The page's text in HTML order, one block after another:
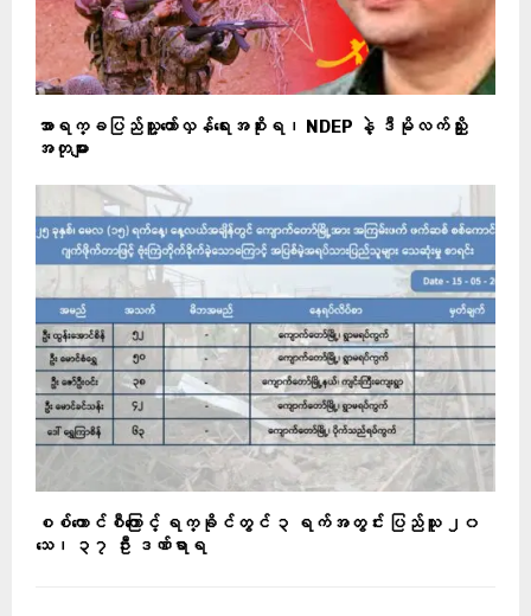
အာရက္ခပြည်သူ့တော်လှန်ရေးအစိုးရ၊ NDEP နဲ့ ဒီမိုလက်ညှိုး
အတုများ
စစ်ကောင်စီကြောင့် ရက္ခိုင်တွင် ၃ ရက်အတွင်း ပြည်သူ ၂၀
သေ၊ ၃၇ ဦး ဒဏ်ရာရ